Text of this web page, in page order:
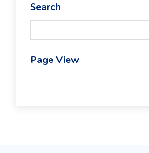
Search
Page View